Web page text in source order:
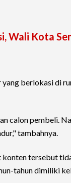
Wali Kota
berlokasi di
calon pembeli.
tambahnya.
tersebut
tahun dimiliki